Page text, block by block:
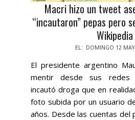
Macri hizo un tweet
“incautaron” pepas pero
Wikipedia
EL: DOMINGO 12
El presidente argentino
mentir desde sus redes
incautó droga que en
foto subida por un usuario
años. Desde las cuentas del